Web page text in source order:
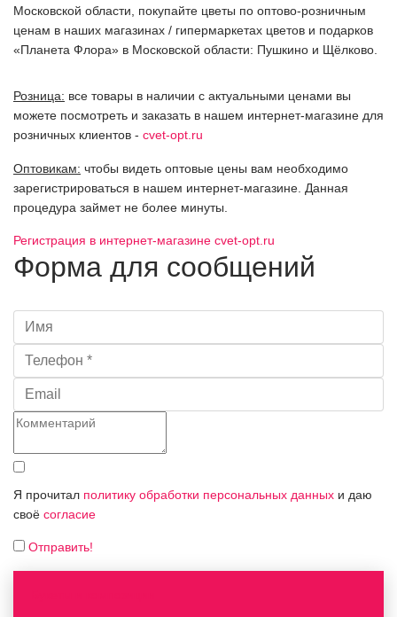
Московской области, покупайте цветы по оптово-розничным
ценам в наших магазинах / гипермаркетах цветов и подарков
«Планета Флора» в Московской области: Пушкино и Щёлково.
Розница: все товары в наличии с актуальными ценами вы
можете посмотреть и заказать в нашем интернет-магазине для
розничных клиентов - cvet-opt.ru
Оптовикам: чтобы видеть оптовые цены вам необходимо
зарегистрироваться в нашем интернет-магазине. Данная
процедура займет не более минуты.
Регистрация в интернет-магазине cvet-opt.ru
Форма для сообщений
Я прочитал политику обработки персональных данных и даю
своё согласие
Отправить!